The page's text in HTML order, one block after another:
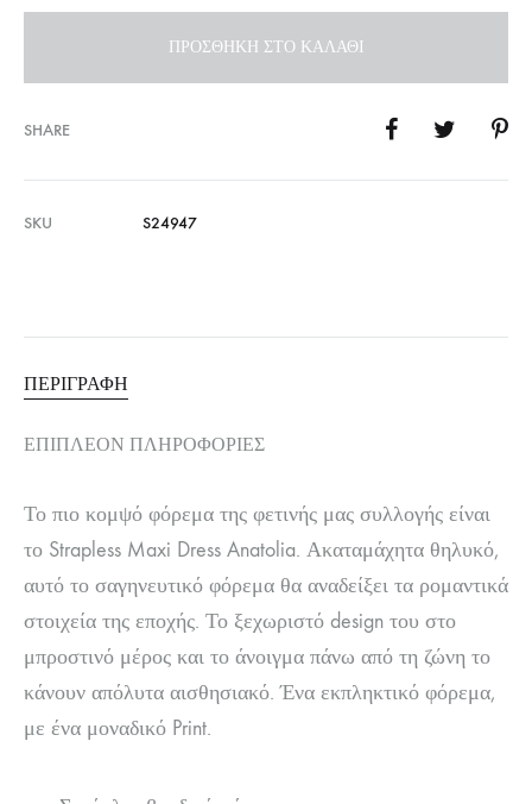
ΠΡΟΣΘΉΚΗ ΣΤΟ ΚΑΛΆΘΙ
SHARE
SKU S24947
ΠΕΡΙΓΡΑΦΉ
ΕΠΙΠΛΈΟΝ ΠΛΗΡΟΦΟΡΊΕΣ
Το πιο κομψό φόρεμα της φετινής μας συλλογής είναι
το Strapless Maxi Dress Anatolia. Ακαταμάχητα θηλυκό,
αυτό το σαγηνευτικό φόρεμα θα αναδείξει τα ρομαντικά
στοιχεία της εποχής. Το ξεχωριστό design του στο
μπροστινό μέρος και το άνοιγμα πάνω από τη ζώνη το
κάνουν απόλυτα αισθησιακό. Ένα εκπληκτικό φόρεμα,
με ένα μοναδικό Print.